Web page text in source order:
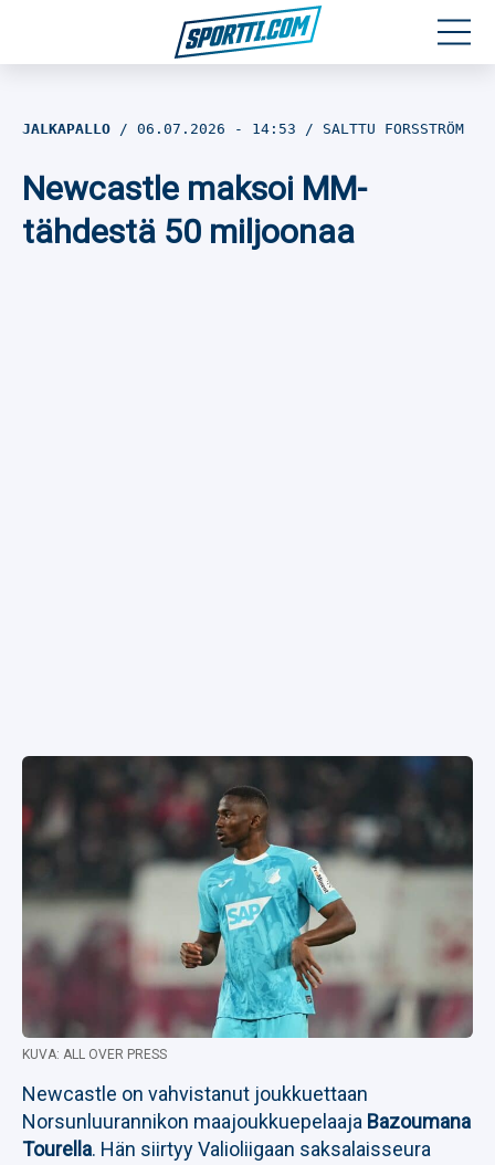
Jalkapallo
JALKAPALLO 06.07.2026 - 14:53 SALTTU FORSSTRÖM
Newcastle maksoi MM-
tähdestä 50 miljoonaa
KUVA: ALL OVER PRESS
Newcastle on vahvistanut joukkuettaan
Norsunluurannikon maajoukkuepelaaja Bazoumana
Tourella. Hän siirtyy Valioliigaan saksalaisseura